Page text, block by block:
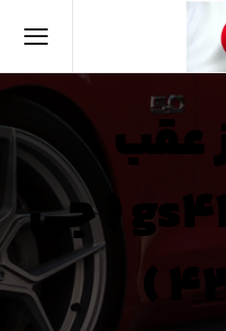
عقب
لکسوس gs۴۳۰ ( جی